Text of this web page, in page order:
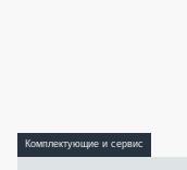
Комплектующие и сервис